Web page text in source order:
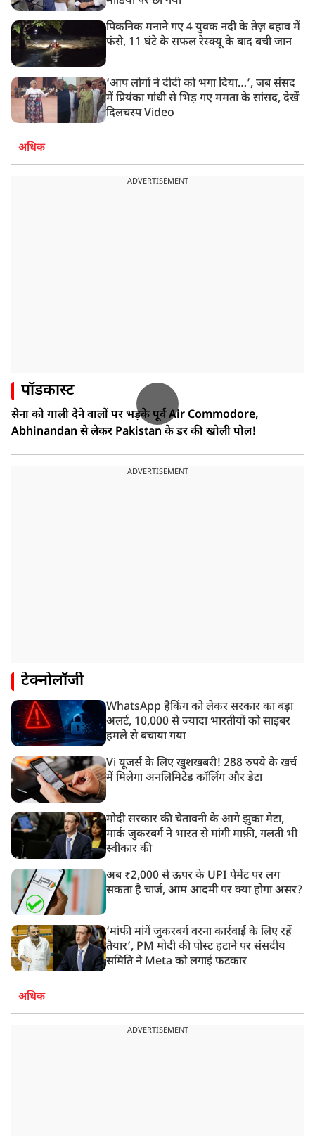
पिकनिक मनाने गए 4 युवक नदी के तेज़ बहाव में
फंसे, 11 घंटे के सफल रेस्क्यू के बाद बची जान
‘आप लोगों ने दीदी को भगा दिया…’, जब संसद
में प्रियंका गांधी से भिड़ गए ममता के सांसद, देखें
दिलचस्प Video
अधिक
ADVERTISEMENT
पॉडकास्ट
सेना को गाली देने वालों पर भड़के पूर्व Air Commodore,
Abhinandan से लेकर Pakistan के डर की खोली पोल!
ADVERTISEMENT
टेक्नोलॉजी
WhatsApp हैकिंग को लेकर सरकार का बड़ा
अलर्ट, 10,000 से ज्यादा भारतीयों को साइबर
हमले से बचाया गया
Vi यूजर्स के लिए खुशखबरी! 288 रुपये के खर्च
में मिलेगा अनलिमिटेड कॉलिंग और डेटा
मोदी सरकार की चेतावनी के आगे झुका मेटा,
मार्क ज़ुकरबर्ग ने भारत से मांगी माफ़ी, गलती भी
स्वीकार की
अब ₹2,000 से ऊपर के UPI पेमेंट पर लग
सकता है चार्ज, आम आदमी पर क्या होगा असर?
‘मांफी मांगें जुकरबर्ग वरना कार्रवाई के लिए रहें
तैयार’, PM मोदी की पोस्ट हटाने पर संसदीय
समिति ने Meta को लगाई फटकार
अधिक
ADVERTISEMENT